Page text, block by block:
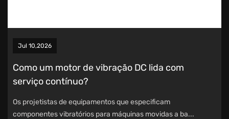
Jul 10,2026
Como um motor de vibração DC lida com
serviço contínuo?
Os projetistas de equipamentos que especificam
componentes vibratórios para máquinas movidas a ba...